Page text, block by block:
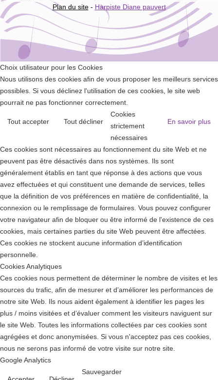
Plan du site- Harpiste Diane pauvert
Choix utilisateur pour les Cookies
Nous utilisons des cookies afin de vous proposer les meilleurs services
possibles. Si vous déclinez l'utilisation de ces cookies, le site web
pourrait ne pas fonctionner correctement.
Tout accepter Tout décliner En savoir plus
Cookies
strictement
nécessaires
Ces cookies sont nécessaires au fonctionnement du site Web et ne
peuvent pas être désactivés dans nos systèmes. Ils sont
généralement établis en tant que réponse à des actions que vous
avez effectuées et qui constituent une demande de services, telles
que la définition de vos préférences en matière de confidentialité, la
connexion ou le remplissage de formulaires. Vous pouvez configurer
votre navigateur afin de bloquer ou être informé de l'existence de ces
cookies, mais certaines parties du site Web peuvent être affectées.
Ces cookies ne stockent aucune information d’identification
personnelle.
Cookies Analytiques
Ces cookies nous permettent de déterminer le nombre de visites et les
sources du trafic, afin de mesurer et d’améliorer les performances de
notre site Web. Ils nous aident également à identifier les pages les
plus / moins visitées et d’évaluer comment les visiteurs naviguent sur
le site Web. Toutes les informations collectées par ces cookies sont
agrégées et donc anonymisées. Si vous n'acceptez pas ces cookies,
nous ne serons pas informé de votre visite sur notre site.
Google Analytics
Sauvegarder